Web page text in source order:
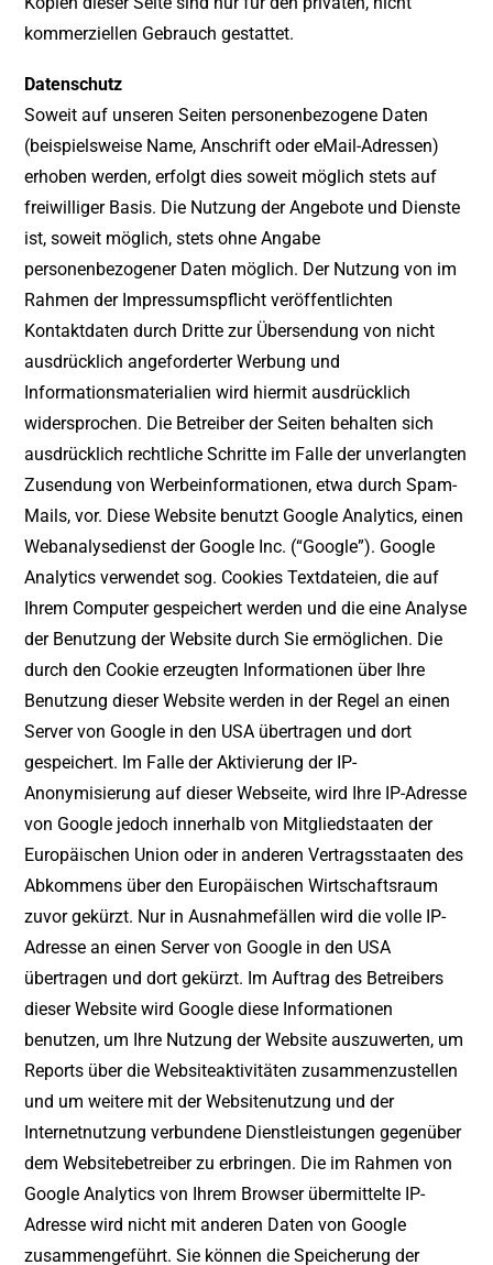
kommerziellen Gebrauch gestattet.
Datenschutz
Soweit auf unseren Seiten personenbezogene Daten
(beispielsweise Name, Anschrift oder eMail-Adressen)
erhoben werden, erfolgt dies soweit möglich stets auf
freiwilliger Basis. Die Nutzung der Angebote und Dienste
ist, soweit möglich, stets ohne Angabe
personenbezogener Daten möglich. Der Nutzung von im
Rahmen der Impressumspflicht veröffentlichten
Kontaktdaten durch Dritte zur Übersendung von nicht
ausdrücklich angeforderter Werbung und
Informationsmaterialien wird hiermit ausdrücklich
widersprochen. Die Betreiber der Seiten behalten sich
ausdrücklich rechtliche Schritte im Falle der unverlangten
Zusendung von Werbeinformationen, etwa durch Spam-
Mails, vor. Diese Website benutzt Google Analytics, einen
Webanalysedienst der Google Inc. (“Google”). Google
Analytics verwendet sog. Cookies Textdateien, die auf
Ihrem Computer gespeichert werden und die eine Analyse
der Benutzung der Website durch Sie ermöglichen. Die
durch den Cookie erzeugten Informationen über Ihre
Benutzung dieser Website werden in der Regel an einen
Server von Google in den USA übertragen und dort
gespeichert. Im Falle der Aktivierung der IP-
Anonymisierung auf dieser Webseite, wird Ihre IP-Adresse
von Google jedoch innerhalb von Mitgliedstaaten der
Europäischen Union oder in anderen Vertragsstaaten des
Abkommens über den Europäischen Wirtschaftsraum
zuvor gekürzt. Nur in Ausnahmefällen wird die volle IP-
Adresse an einen Server von Google in den USA
übertragen und dort gekürzt. Im Auftrag des Betreibers
dieser Website wird Google diese Informationen
benutzen, um Ihre Nutzung der Website auszuwerten, um
Reports über die Websiteaktivitäten zusammenzustellen
und um weitere mit der Websitenutzung und der
Internetnutzung verbundene Dienstleistungen gegenüber
dem Websitebetreiber zu erbringen. Die im Rahmen von
Google Analytics von Ihrem Browser übermittelte IP-
Adresse wird nicht mit anderen Daten von Google
zusammengeführt. Sie können die Speicherung der